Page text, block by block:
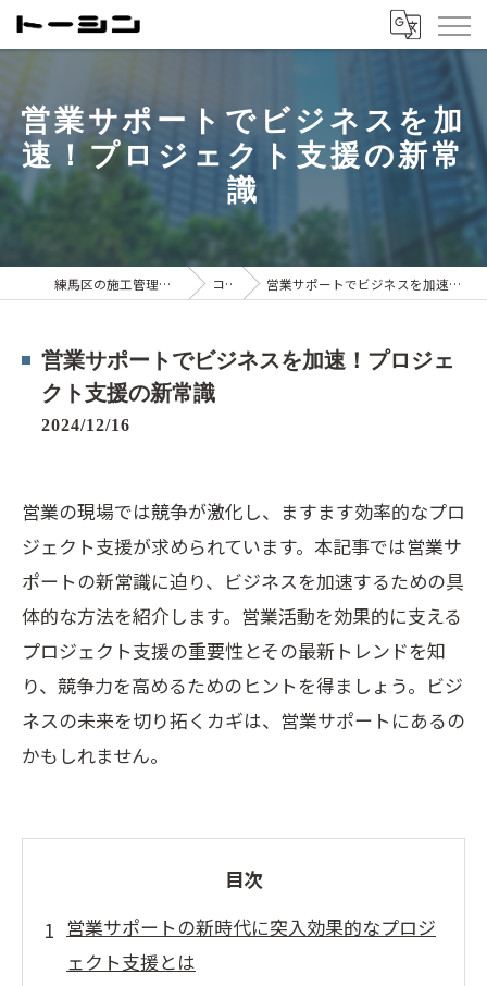
営業サポートでビジネスを加
速！プロジェクト支援の新常
識
練馬区の施工管理は株式会社トーシン コラム 営業サポートでビジネスを加速！プロジェクト支援の新常識
営業サポートでビジネスを加速！プロジェ
クト支援の新常識
2024/12/16
営業の現場では競争が激化し、ますます効率的なプロ
ジェクト支援が求められています。本記事では営業サ
ポートの新常識に迫り、ビジネスを加速するための具
体的な方法を紹介します。営業活動を効果的に支える
プロジェクト支援の重要性とその最新トレンドを知
り、競争力を高めるためのヒントを得ましょう。ビジ
ネスの未来を切り拓くカギは、営業サポートにあるの
かもしれません。
目次
営業サポートの新時代に突入効果的なプロジ
ェクト支援とは